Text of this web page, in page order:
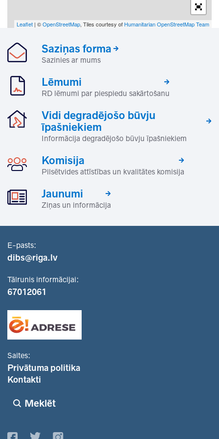
Leaflet | ©OpenStreetMap, Tiles courtesy of Humanitarian OpenStreetMap Team
Saziņas forma
Sazinies ar mums
Lēmumi
RD lēmumi par piespiedu sakārtošanu
Vidi degradējošo būvju
īpašniekiem
Informācija degradējošo būvju īpašniekiem
Komisija
Pilsētvides attīstības un kvalitātes komisija
Jaunumi
Ziņas un informācija
E-pasts:
dibs@riga.lv
Tālrunis informācijai:
67012061
Saites:
Privātuma politika
Kontakti
Meklēt